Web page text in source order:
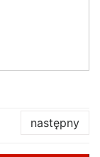
następny